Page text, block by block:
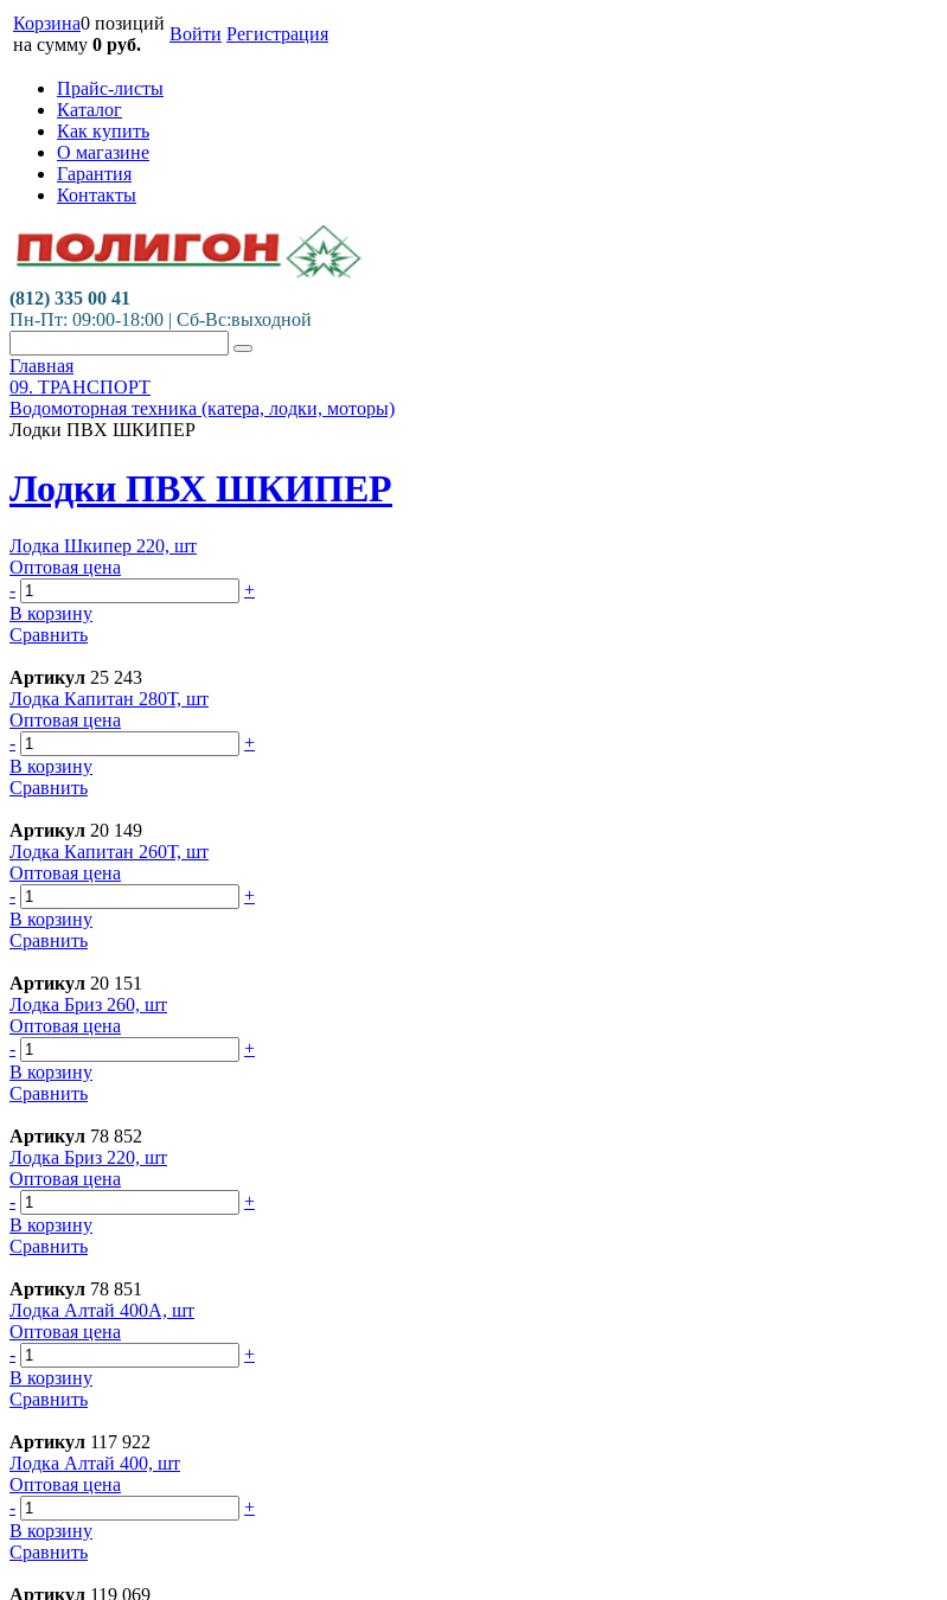
Корзина0 позиций
на сумму 0 руб.
Войти Регистрация
Прайс-листы
Каталог
Как купить
О магазине
Гарантия
Контакты
(812) 335 00 41
Пн-Пт: 09:00-18:00 | Сб-Вс:выходной
Главная
09. ТРАНСПОРТ
Водомоторная техника (катера, лодки, моторы)
Лодки ПВХ ШКИПЕР
Лодки ПВХ ШКИПЕР
Лодка Шкипер 220, шт
Оптовая цена
-
+
В корзину
Сравнить
Артикул 25 243
Лодка Капитан 280Т, шт
Оптовая цена
-
+
В корзину
Сравнить
Артикул 20 149
Лодка Капитан 260Т, шт
Оптовая цена
-
+
В корзину
Сравнить
Артикул 20 151
Лодка Бриз 260, шт
Оптовая цена
-
+
В корзину
Сравнить
Артикул 78 852
Лодка Бриз 220, шт
Оптовая цена
-
+
В корзину
Сравнить
Артикул 78 851
Лодка Алтай 400А, шт
Оптовая цена
-
+
В корзину
Сравнить
Артикул 117 922
Лодка Алтай 400, шт
Оптовая цена
-
+
В корзину
Сравнить
Артикул 119 069